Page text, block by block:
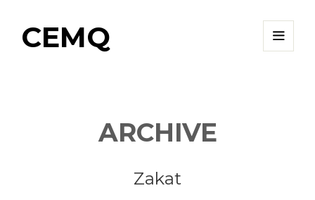
CEMQ
ARCHIVE
Zakat